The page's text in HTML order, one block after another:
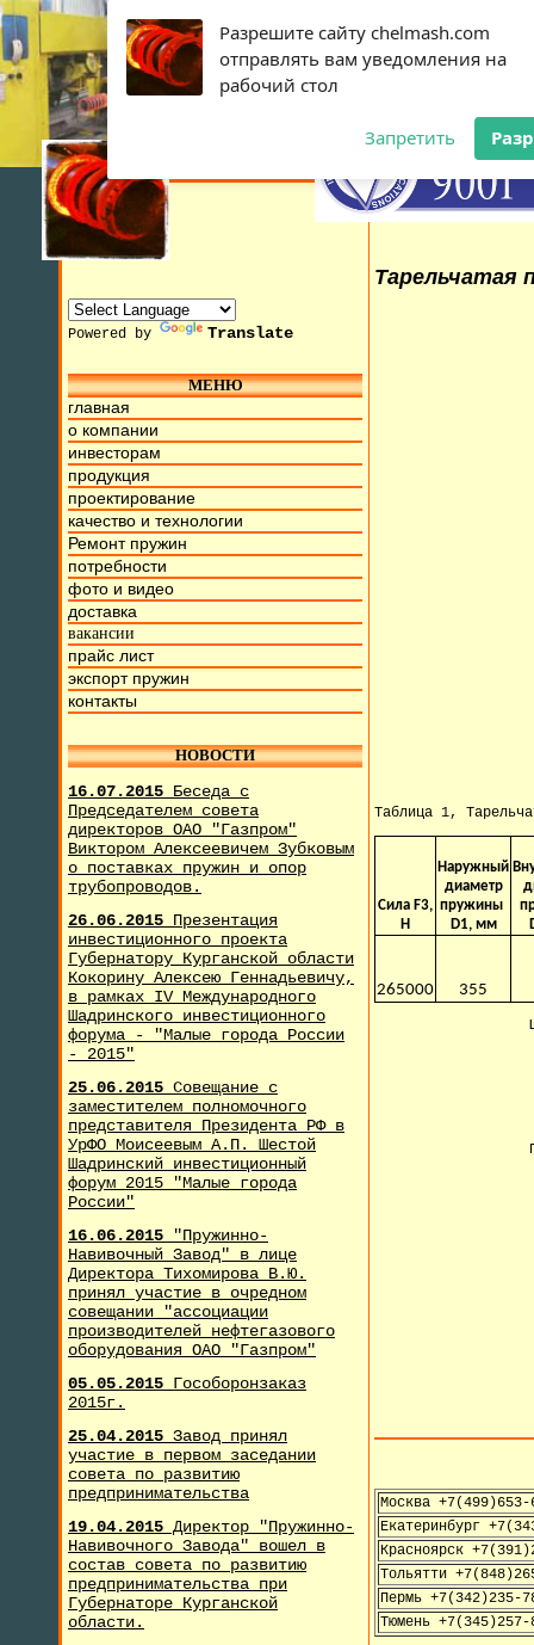
Разрешите сайту chelmash.com
отправлять вам уведомления на
рабочий стол
Запретить
Powered by Translate
МЕНЮ
главная
о компании
инвесторам
продукция
проектирование
качество и технологии
Ремонт пружин
потребности
фото и видео
доставка
вакансии
прайс лист
экспорт пружин
контакты
НОВОСТИ
16.07.2015 Беседа с
Председателем совета
директоров ОАО "Газпром"
Виктором Алексеевичем Зубковым
о поставках пружин и опор
трубопроводов.
26.06.2015 Презентация
инвестиционного проекта
Губернатору Курганской области
Кокорину Алексею Геннадьевичу,
в рамках IV Международного
Шадринского инвестиционного
форума - "Малые города России
- 2015"
25.06.2015 Совещание с
заместителем полномочного
представителя Президента РФ в
УрФО Моисеевым А.П. Шестой
Шадринский инвестиционный
форум 2015 "Малые города
России"
16.06.2015
"Пружинно-
Навивочный Завод" в лице
Директора Тихомирова В.Ю.
принял участие в очредном
совещании "ассоциации
производителей нефтегазового
оборудования ОАО "Газпром"
05.05.2015 Гособоронзаказ
2015г.
25.04.2015 Завод принял
участие в первом заседании
совета по развитию
предпринимательства
19.04.2015 Директор "Пружинно-
Навивочного Завода" вошел в
состав совета по развитию
предпринимательства при
Губернаторе Курганской
области.
Тарельчатая
с 10 Июля 2015г. Мы находимся на ул. Труда, д.17.
Таблица 1,
Сила F3,
H
Наружный
диаметр
пружины
D1, мм
265000 355
Москва +7(499)653-
Екатеринбург
Красноярск
Тольятти
Пермь +7(342)235-
Тюмень +7(345)257-